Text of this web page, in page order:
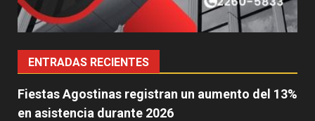
ENTRADAS RECIENTES
Fiestas Agostinas registran un aumento del 13%
en asistencia durante 2026